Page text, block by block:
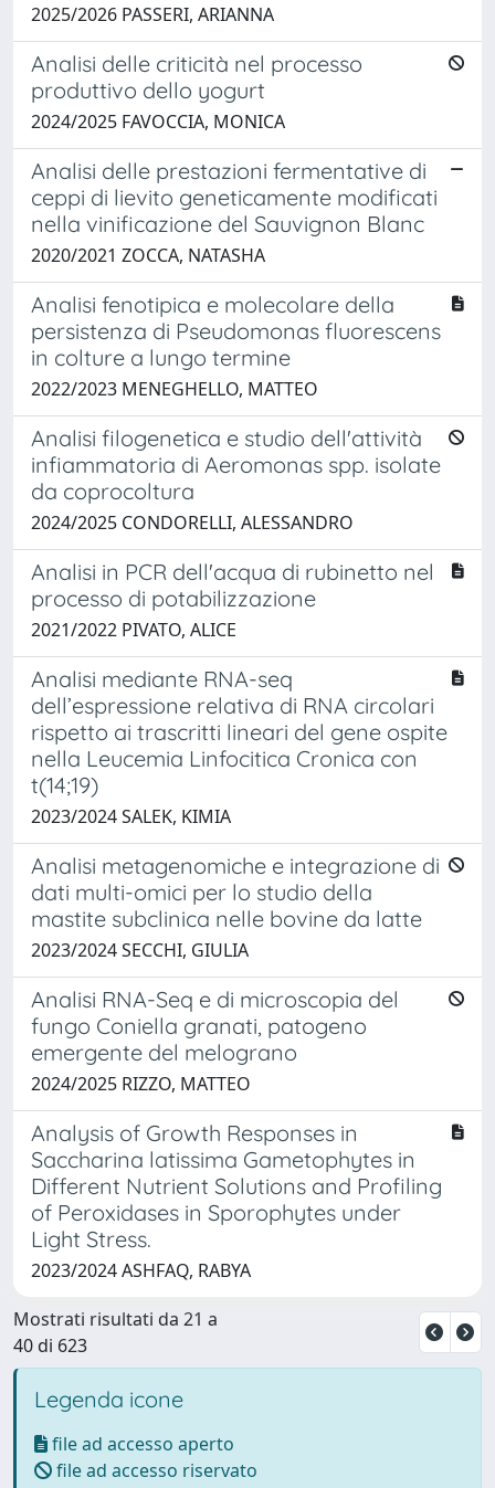
2025/2026 PASSERI, ARIANNA
Analisi delle criticità nel processo
produttivo dello yogurt
2024/2025 FAVOCCIA, MONICA
Analisi delle prestazioni fermentative di
ceppi di lievito geneticamente modificati
nella vinificazione del Sauvignon Blanc
2020/2021 ZOCCA, NATASHA
Analisi fenotipica e molecolare della
persistenza di Pseudomonas fluorescens
in colture a lungo termine
2022/2023 MENEGHELLO, MATTEO
Analisi filogenetica e studio dell'attività
infiammatoria di Aeromonas spp. isolate
da coprocoltura
2024/2025 CONDORELLI, ALESSANDRO
Analisi in PCR dell'acqua di rubinetto nel
processo di potabilizzazione
2021/2022 PIVATO, ALICE
Analisi mediante RNA-seq
dell’espressione relativa di RNA circolari
rispetto ai trascritti lineari del gene ospite
nella Leucemia Linfocitica Cronica con
t(14;19)
2023/2024 SALEK, KIMIA
Analisi metagenomiche e integrazione di
dati multi-omici per lo studio della
mastite subclinica nelle bovine da latte
2023/2024 SECCHI, GIULIA
Analisi RNA-Seq e di microscopia del
fungo Coniella granati, patogeno
emergente del melograno
2024/2025 RIZZO, MATTEO
Analysis of Growth Responses in
Saccharina latissima Gametophytes in
Different Nutrient Solutions and Profiling
of Peroxidases in Sporophytes under
Light Stress.
2023/2024 ASHFAQ, RABYA
Mostrati risultati da 21 a
40 di 623
Legenda icone
file ad accesso aperto
file ad accesso riservato